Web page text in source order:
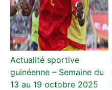
Actualité sportive
guinéenne – Semaine du
13 au 19 octobre 2025